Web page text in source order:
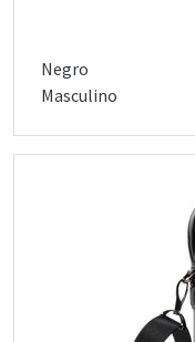
Negro
Masculino